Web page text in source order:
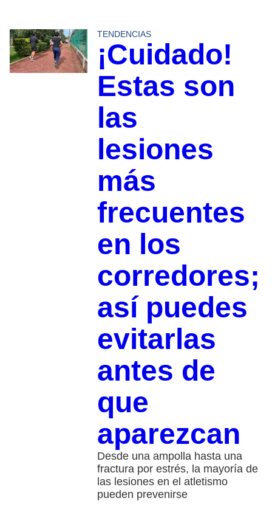
TENDENCIAS
¡Cuidado!
Estas son
las
lesiones
más
frecuentes
en los
corredores;
así puedes
evitarlas
antes de
que
aparezcan
Desde una ampolla hasta una
fractura por estrés, la mayoría de
las lesiones en el atletismo
pueden prevenirse